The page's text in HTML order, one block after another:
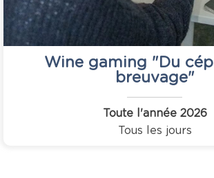
Wine gaming "Du
breuvage"
Toute l'année2026
Tous les jours